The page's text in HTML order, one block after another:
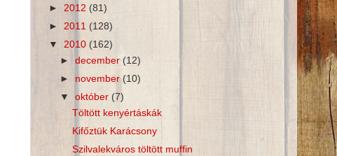
► 2012 (81)
► 2011 (128)
▼ 2010 (162)
►december(12)
► november (10)
▼október (7)
Töltött kenyértáskák
Kifőztük Karácsony
Szilvalekváros töltött muffin